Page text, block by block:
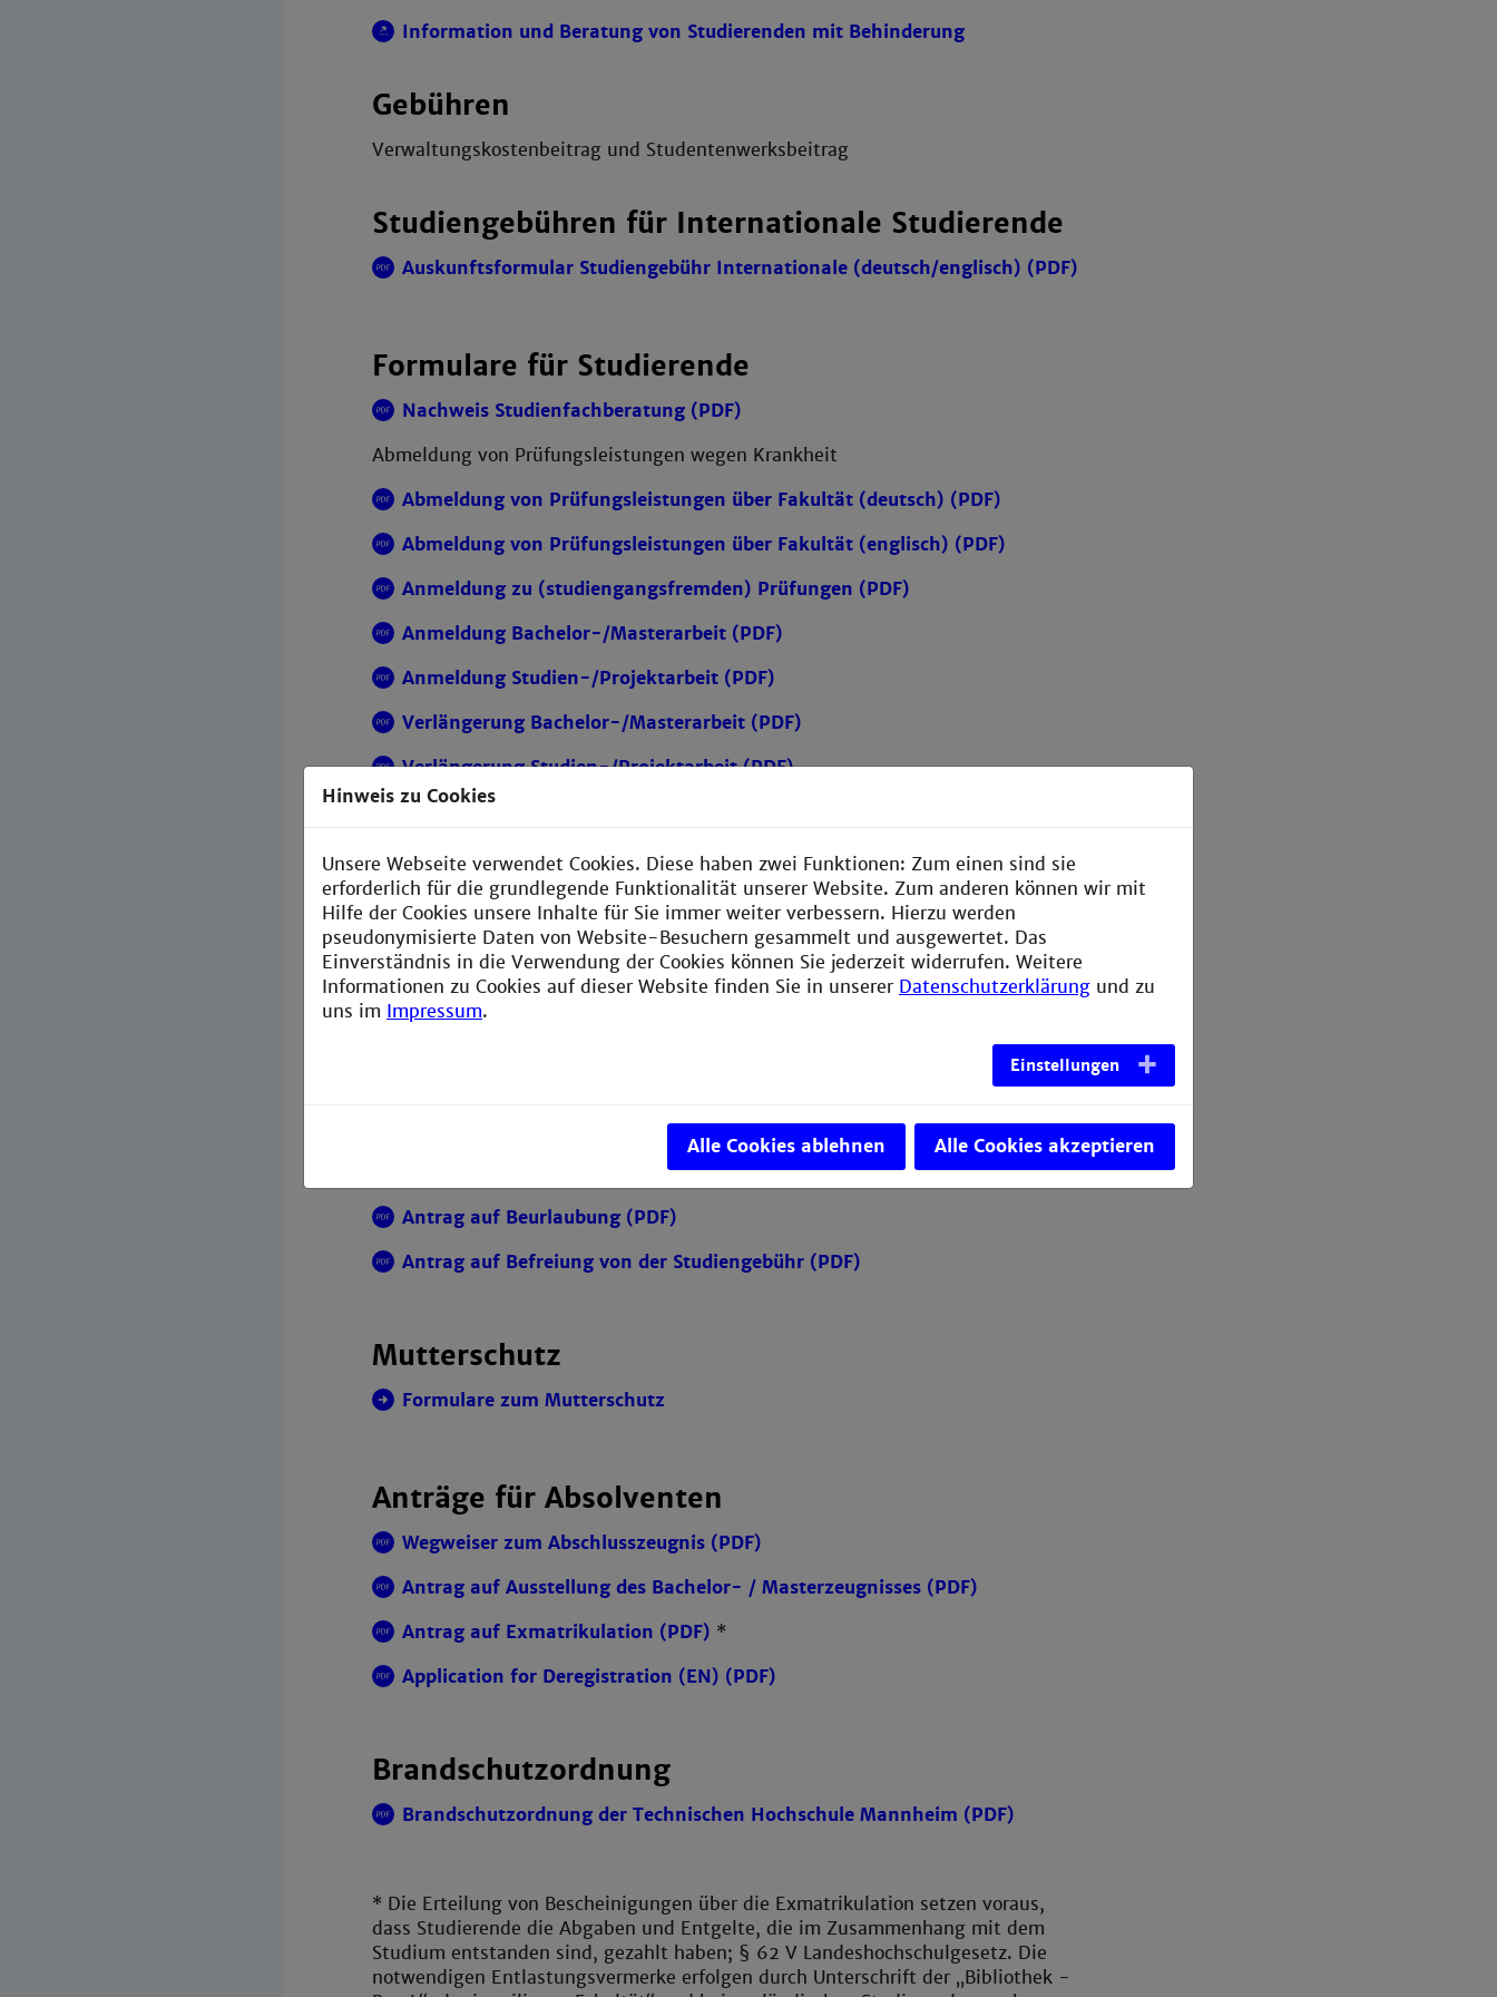
Information und Beratung von Studierenden mit Behinderung
Gebühren
Verwaltungskostenbeitrag und Studentenwerksbeitrag
Studiengebühren für Internationale Studierende
Auskunftsformular Studiengebühr Internationale (deutsch/englisch) (PDF)
Formulare für Studierende
Nachweis Studienfachberatung (PDF)
Abmeldung von Prüfungsleistungen wegen Krankheit
Abmeldung von Prüfungsleistungen über Fakultät (deutsch) (PDF)
Abmeldung von Prüfungsleistungen über Fakultät (englisch) (PDF)
Anmeldung zu (studiengangsfremden) Prüfungen (PDF)
Anmeldung Bachelor-/Masterarbeit (PDF)
Anmeldung Studien-/Projektarbeit (PDF)
Verlängerung Bachelor-/Masterarbeit (PDF)
Verlängerung Studien-/Projektarbeit (PDF)
Verlängerung Studien-/Projektarbeit wegen Krankheit (PDF)
Benotung Bachelor-/Master-/Studien-/Projektarbeit (PDF)
Anträge für Studierende
Application for Deregistration (EN) (PDF)
Antrag auf Beurlaubung (PDF)
Antrag auf Befreiung von der Studiengebühr (PDF)
Mutterschutz
Formulare zum Mutterschutz
Anträge für Absolventen
Wegweiser zum Abschlusszeugnis (PDF)
Antrag auf Ausstellung des Bachelor- / Masterzeugnisses (PDF)
Antrag auf Exmatrikulation (PDF) *
Application for Deregistration (EN) (PDF)
Brandschutzordnung
Brandschutzordnung der Technischen Hochschule Mannheim (PDF)
* Die Erteilung von Bescheinigungen über die Exmatrikulation setzen voraus,
dass Studierende die Abgaben und Entgelte, die im Zusammenhang mit dem
Studium entstanden sind, gezahlt haben; § 62 V Landeshochschulgesetz. Die
notwendigen Entlastungsvermerke erfolgen durch Unterschrift der „Bibliothek -
Hinweis zu Cookies
Unsere Webseite verwendet Cookies. Diese haben zwei Funktionen: Zum einen sind sie
erforderlich für die grundlegende Funktionalität unserer Website. Zum anderen können wir mit
Hilfe der Cookies unsere Inhalte für Sie immer weiter verbessern. Hierzu werden
pseudonymisierte Daten von Website-Besuchern gesammelt und ausgewertet. Das
Einverständnis in die Verwendung der Cookies können Sie jederzeit widerrufen. Weitere
Informationen zu Cookies auf dieser Website finden Sie in unserer Datenschutzerklärung und zu
uns im Impressum.
Einstellungen
Alle Cookies ablehnen Alle Cookies akzeptieren